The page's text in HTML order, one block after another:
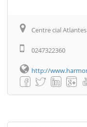
Centre cial Atlantes
0247322360
http://